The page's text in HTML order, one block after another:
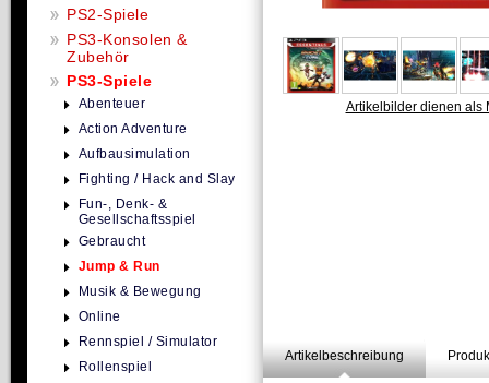
Artikelbilder dienen als
Artikelbeschreibung
PS2-Spiele
PS3-Konsolen &
Zubehör
PS3-Spiele
Abenteuer
Action Adventure
Aufbausimulation
Fighting / Hack and Slay
Fun-, Denk- &
Gesellschaftsspiel
Gebraucht
Jump & Run
Musik & Bewegung
Online
Rennspiel / Simulator
Rollenspiel